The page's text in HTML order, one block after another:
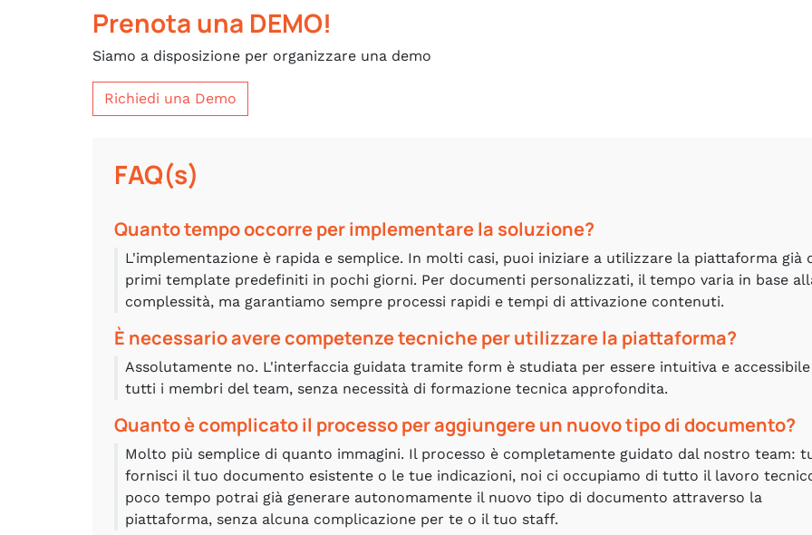
Prenota una DEMO!
Siamo a disposizione per organizzare una demo
Richiedi una Demo
FAQ(s)
Quanto tempo occorre per implementare la soluzione?
L'implementazione è rapida e semplice. In molti casi, puoi iniziare a utilizzare la piattaforma già
primi template predefiniti in pochi giorni. Per documenti personalizzati, il tempo varia in base
complessità, ma garantiamo sempre processi rapidi e tempi di attivazione contenuti.
È necessario avere competenze tecniche per utilizzare la piattaforma?
Assolutamente no. L'interfaccia guidata tramite form è studiata per essere intuitiva e
tutti i membri del team, senza necessità di formazione tecnica approfondita.
Quanto è complicato il processo per aggiungere un nuovo tipo di documento?
Molto più semplice di quanto immagini. Il processo è completamente guidato dal nostro team:
fornisci il tuo documento esistente o le tue indicazioni, noi ci occupiamo di tutto il lavoro
poco tempo potrai già generare autonomamente il nuovo tipo di documento attraverso la
piattaforma, senza alcuna complicazione per te o il tuo staff.